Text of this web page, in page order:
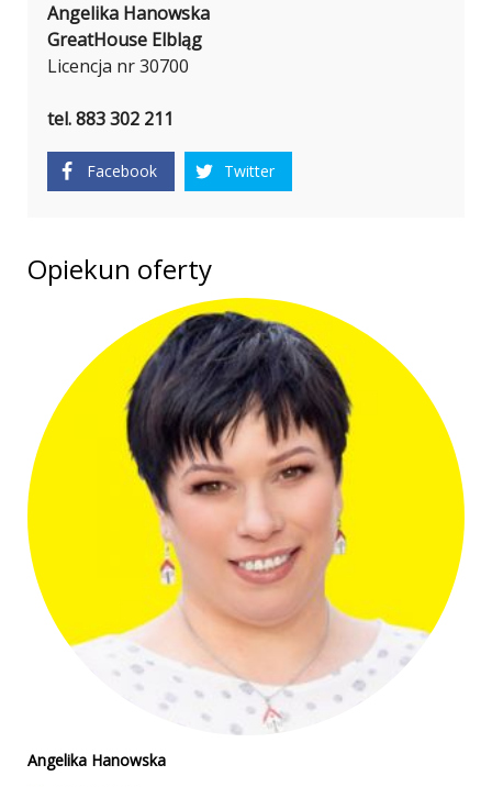
Angelika Hanowska
GreatHouse Elbląg
Licencja nr 30700
tel. 883 302 211
Facebook Twitter
Opiekun oferty
Angelika Hanowska